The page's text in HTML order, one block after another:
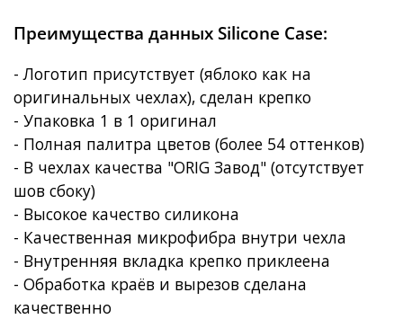
Преимущества данных Silicone Case:
- Логотип присутствует (яблоко как на
оригинальных чехлах), сделан крепко
- Упаковка 1 в 1 оригинал
- Полная палитра цветов (более 54 оттенков)
- В чехлах качества "ORIG Завод" (отсутствует
шов сбоку)
- Высокое качество силикона
- Качественная микрофибра внутри чехла
- Внутренняя вкладка крепко приклеена
- Обработка краёв и вырезов сделана
качественно